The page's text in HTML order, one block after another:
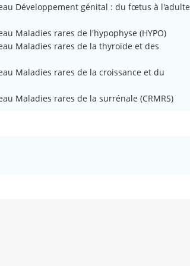
Développement génital : du fœtus à l'adulte
Maladies rares de l'hypophyse (HYPO)
Maladies rares de la thyroïde et des
Maladies rares de la croissance et du
Maladies rares de la surrénale (CRMRS)